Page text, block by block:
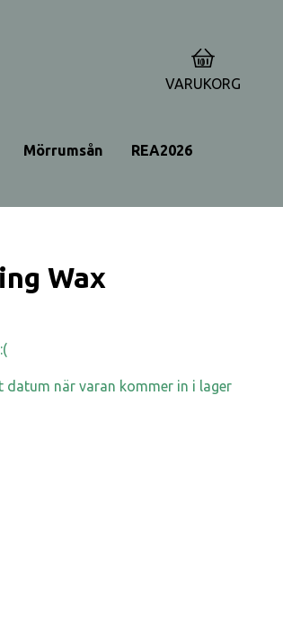
0
VARUKORG
Mörrumsån REA2026
Wax
när varan kommer in i lager